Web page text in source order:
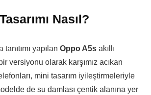
Nasıl?
yapılan Oppo A5s akıllı
versiyonu olarak karşımız acıkan
mini tasarım iyileştirmeleriyle
de su damlası çentik alanına yer